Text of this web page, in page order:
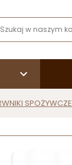
SPOŻYWCZE